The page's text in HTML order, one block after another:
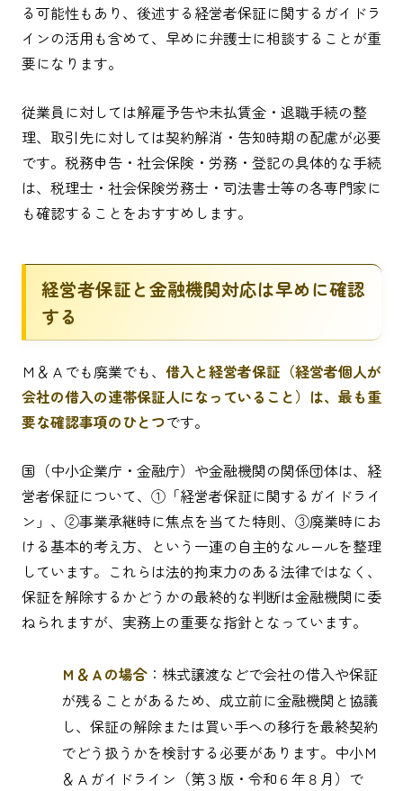
る可能性もあり、後述する経営者保証に関するガイドラ
インの活用も含めて、早めに弁護士に相談することが重
要になります。
従業員に対しては解雇予告や未払賃金・退職手続の整
理、取引先に対しては契約解消・告知時期の配慮が必要
です。税務申告・社会保険・労務・登記の具体的な手続
は、税理士・社会保険労務士・司法書士等の各専門家に
も確認することをおすすめします。
経営者保証と金融機関対応は早めに確認
する
Ｍ＆Ａでも廃業でも、 借入と経営者保証（経営者個人が
会社の借入の連帯保証人になっていること）は、最も重
要な確認事項のひとつです。
国（中小企業庁・金融庁）や金融機関の関係団体は、経
営者保証について、①「経営者保証に関するガイドライ
ン」、②事業承継時に焦点を当てた特則、③廃業時にお
ける基本的考え方、という一連の自主的なルールを整理
しています。これらは法的拘束力のある法律ではなく、
保証を解除するかどうかの最終的な判断は金融機関に委
ねられますが、実務上の重要な指針となっています。
Ｍ＆Ａの場合 ：株式譲渡などで会社の借入や保証
が残ることがあるため、成立前に金融機関と協議
し、保証の解除または買い手への移行を最終契約
でどう扱うかを検討する必要があります。中小Ｍ
＆Ａガイドライン（第３版・令和６年８月）で